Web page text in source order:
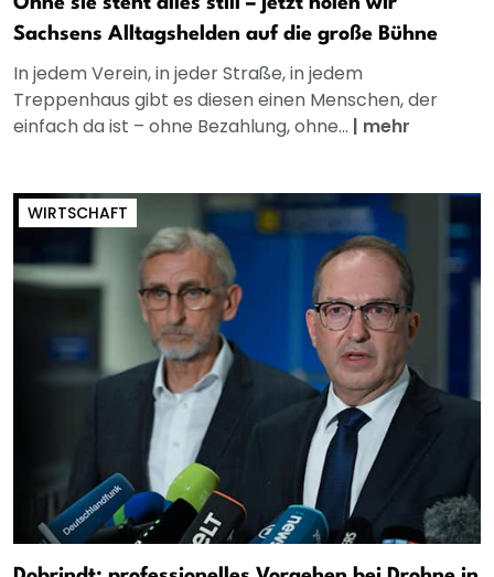
Sachsens Alltagshelden auf die große Bühne
In jedem Verein, in jeder Straße, in jedem
Treppenhaus gibt es diesen einen Menschen, der
einfach da ist – ohne Bezahlung, ohne... | mehr
WIRTSCHAFT